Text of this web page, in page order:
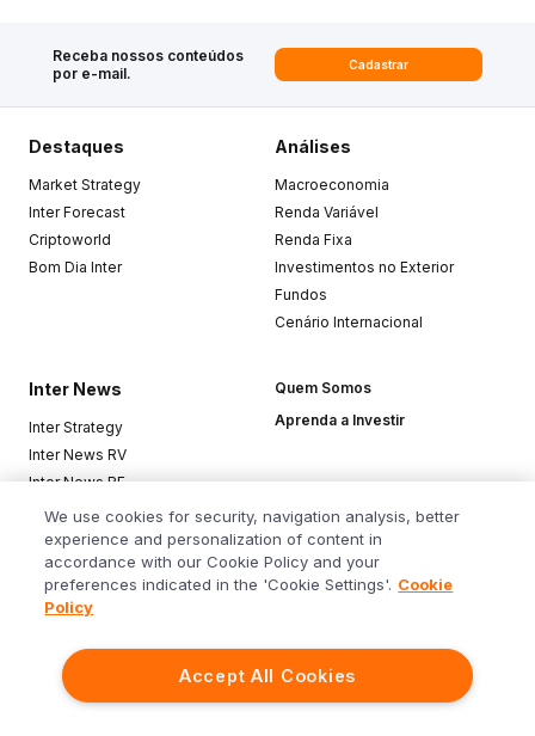
Receba nossos conteúdos
por e-mail.
Cadastrar
Siga o Inter
Destaques
Market Strategy
Inter Forecast
Criptoworld
Bom Dia Inter
Análises
Macroeconomia
Renda Variável
Renda Fixa
Investimentos no Exterior
Fundos
Cenário Internacional
Inter News
Inter Strategy
Inter News RV
Inter News RF
Top Funds
Quem Somos
Aprenda a Investir
Baixe o app
We use cookies for security, navigation analysis, better
experience and personalization of content in
accordance with our Cookie Policy and your
preferences indicated in the 'Cookie Settings'. Cookie
Policy
Accept All Cookies